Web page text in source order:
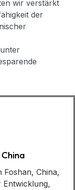
wir verstärkt
der
Foshan, China,
Entwicklung,